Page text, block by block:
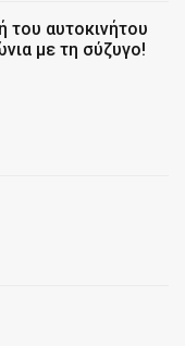
του αυτοκινήτου
με τη σύζυγο!